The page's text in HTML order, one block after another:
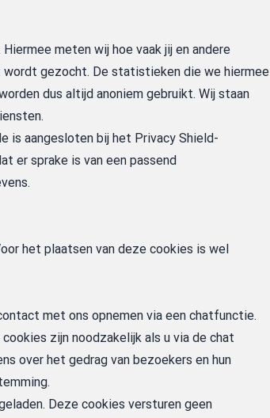
meten wij hoe vaak jij en andere
gezocht. De statistieken die we hiermee
dus altijd anoniem gebruikt. Wij staan
is aangesloten bij het Privacy Shield-
er sprake is van een passend
het plaatsen van deze cookies is wel
met ons opnemen via een chatfunctie.
zijn noodzakelijk als u via de chat
over het gedrag van bezoekers en hun
Deze cookies versturen geen